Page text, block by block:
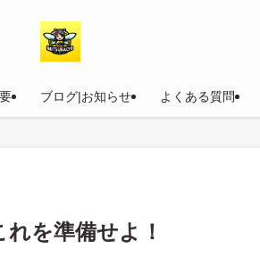
ブログ|お知らせ よくある質問
を準備せよ！